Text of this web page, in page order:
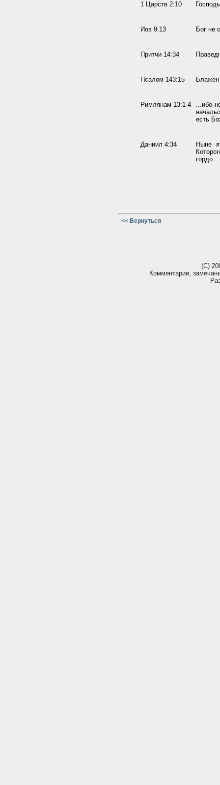
1 Царств 2:10
Иов 9:13 Бог не
Притчи 14:34
Псалом 143:15 Блажен
Римлянам 13:1-4
...ибо
есть
Даниил 4:34
Ныне
гордо.
<< Вернуться
(С)
Комментарии,